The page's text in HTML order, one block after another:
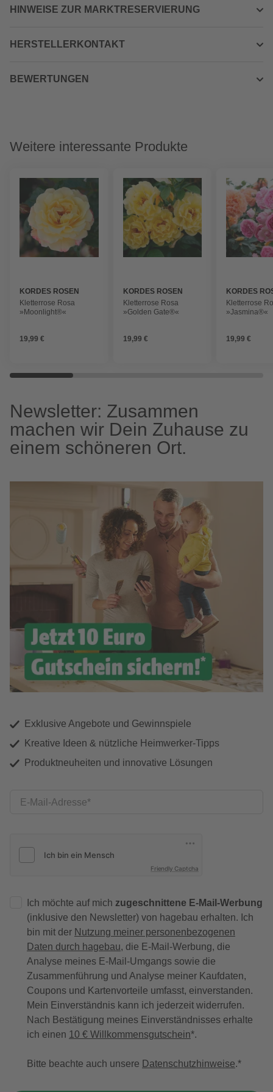
HINWEISE ZUR MARKTRESERVIERUNG
HERSTELLERKONTAKT
BEWERTUNGEN
Weitere interessante Produkte
KORDES ROSEN
Kletterrose Rosa
»Moonlight®«
19,99 €
KORDES ROSEN
Kletterrose Rosa
»Golden Gate®«
19,99 €
KORDES
Kletterrose
»Jasmina®«
19,99 €
Newsletter: Zusammen
machen wir Dein Zuhause zu
einem schöneren Ort.
Exklusive Angebote und Gewinnspiele
Kreative Ideen & nützliche Heimwerker-Tipps
Produktneuheiten und innovative Lösungen
E-Mail-Adresse
Friendly Captcha
Ich möchte auf mich zugeschnittene E-Mail-Werbung
(inklusive den Newsletter) von hagebau erhalten. Ich
bin mit der Nutzung meiner personenbezogenen
Daten durch hagebau, die E-Mail-Werbung, die
Analyse meines E-Mail-Umgangs sowie die
Zusammenführung und Analyse meiner Kaufdaten,
Coupons und Kartenvorteile umfasst, einverstanden.
Mein Einverständnis kann ich jederzeit widerrufen.
Nach Bestätigung meines Einverständnisses erhalte
ich einen 10 € Willkommensgutschein*.
Bitte beachte auch unsere Datenschutzhinweise.